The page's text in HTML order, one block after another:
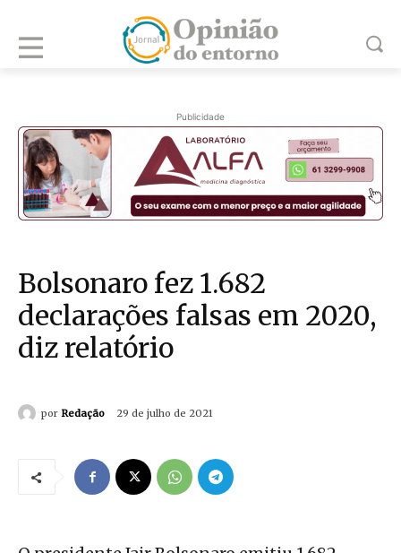
Publicidade
Bolsonaro fez 1.682
declarações falsas em 2020,
diz relatório
por Redação 29 de julho de 2021